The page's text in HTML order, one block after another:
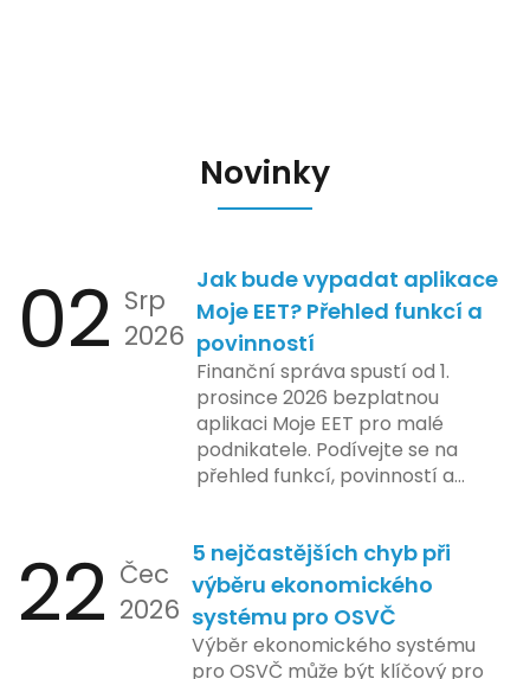
Novinky
02 Srp
2026
Jak bude vypadat aplikace
Moje EET? Přehled funkcí a
povinností
Finanční správa spustí od 1.
prosince 2026 bezplatnou
aplikaci Moje EET pro malé
podnikatele. Podívejte se na
přehled funkcí, povinností a
22 Čec
2026
5 nejčastějších chyb při
výběru ekonomického
systému pro OSVČ
Výběr ekonomického systému
pro OSVČ může být klíčový pro